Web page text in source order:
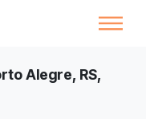
Alegre, RS,